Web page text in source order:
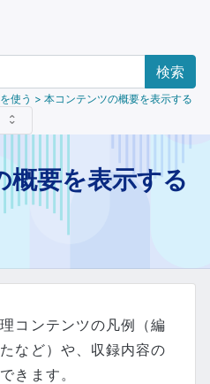
使う > 本コンテンツの概要を表示する
概要を表示する
コンテンツの凡例（編
など）や、収録内容の
きます。